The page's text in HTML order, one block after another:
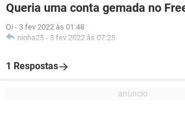
Queria uma conta gemada no
Oi - 3 fev 2022 às 01:48
ninha25 - 3 fev 2022 às 07:25
1 Respostas